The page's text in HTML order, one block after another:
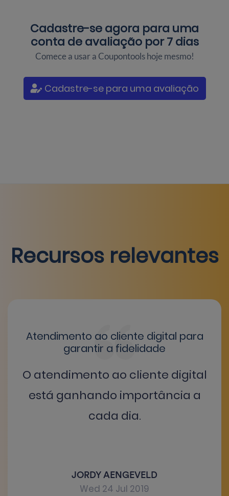
Cadastre-se agora para uma
conta de avaliação por 7 dias
Comece a usar a Coupontools hoje mesmo!
Cadastre-se para uma avaliação
Recursos relevantes
Atendimento ao cliente digital para
garantir a fidelidade
O atendimento ao cliente digital
está ganhando importância a
cada dia.
JORDY AENGEVELD
Wed 24 Jul 2019